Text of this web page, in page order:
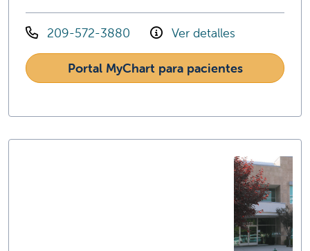
209-572-3880 Ver detalles
Portal MyChart para pacientes